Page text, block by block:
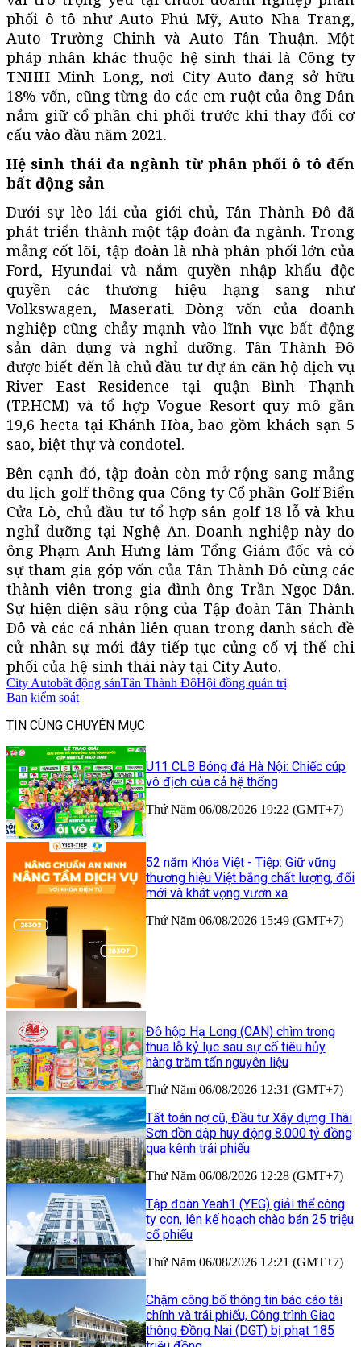
phối ô tô như Auto Phú Mỹ, Auto Nha Trang,
Auto Trường Chinh và Auto Tân Thuận. Một
pháp nhân khác thuộc hệ sinh thái là Công ty
TNHH Minh Long, nơi City Auto đang sở hữu
18% vốn, cũng từng do các em ruột của ông Dân
nắm giữ cổ phần chi phối trước khi thay đổi cơ
cấu vào đầu năm 2021.
Hệ sinh thái đa ngành từ phân phối ô tô đến
bất động sản
Dưới sự lèo lái của giới chủ, Tân Thành Đô đã
phát triển thành một tập đoàn đa ngành. Trong
mảng cốt lõi, tập đoàn là nhà phân phối lớn của
Ford, Hyundai và nắm quyền nhập khẩu độc
quyền các thương hiệu hạng sang như
Volkswagen, Maserati. Dòng vốn của doanh
nghiệp cũng chảy mạnh vào lĩnh vực bất động
sản dân dụng và nghỉ dưỡng. Tân Thành Đô
được biết đến là chủ đầu tư dự án căn hộ dịch vụ
River East Residence tại quận Bình Thạnh
(TP.HCM) và tổ hợp Vogue Resort quy mô gần
19,6 hecta tại Khánh Hòa, bao gồm khách sạn 5
sao, biệt thự và condotel.
Bên cạnh đó, tập đoàn còn mở rộng sang mảng
du lịch golf thông qua Công ty Cổ phần Golf Biển
Cửa Lò, chủ đầu tư tổ hợp sân golf 18 lỗ và khu
nghỉ dưỡng tại Nghệ An. Doanh nghiệp này do
ông Phạm Anh Hưng làm Tổng Giám đốc và có
sự tham gia góp vốn của Tân Thành Đô cùng các
thành viên trong gia đình ông Trần Ngọc Dân.
Sự hiện diện sâu rộng của Tập đoàn Tân Thành
Đô và các cá nhân liên quan trong danh sách đề
cử nhân sự mới đây tiếp tục củng cố vị thế chi
phối của hệ sinh thái này tại City Auto.
City Autobất động sảnTân Thành ĐôHội đồng quản trị
Ban kiểm soát
TIN CÙNG CHUYÊN MỤC
U11 CLB Bóng đá Hà Nội: Chiếc cúp
vô địch của cả hệ thống
Thứ Năm 06/08/2026 19:22 (GMT+7)
52 năm Khóa Việt - Tiệp: Giữ vững
thương hiệu Việt bằng chất lượng, đổi
mới và khát vọng vươn xa
Thứ Năm 06/08/2026 15:49 (GMT+7)
Đồ hộp Hạ Long (CAN) chìm trong
thua lỗ kỷ lục sau sự cố tiêu hủy
hàng trăm tấn nguyên liệu
Thứ Năm 06/08/2026 12:31 (GMT+7)
Tất toán nợ cũ, Đầu tư Xây dựng Thái
Sơn dồn dập huy động 8.000 tỷ đồng
qua kênh trái phiếu
Thứ Năm 06/08/2026 12:28 (GMT+7)
Tập đoàn Yeah1 (YEG) giải thể công
ty con, lên kế hoạch chào bán 25 triệu
cổ phiếu
Thứ Năm 06/08/2026 12:21 (GMT+7)
Chậm công bố thông tin báo cáo tài
chính và trái phiếu, Công trình Giao
thông Đồng Nai (DGT) bị phạt 185